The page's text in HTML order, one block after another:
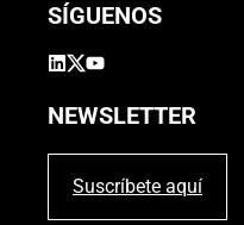
SÍGUENOS
NEWSLETTER
Suscríbete aquí